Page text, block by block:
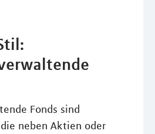
Fonds sind
neben Aktien oder